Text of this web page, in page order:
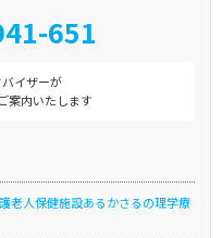
651
イザーが
案内いたします
老人保健施設あるかさるの理学療